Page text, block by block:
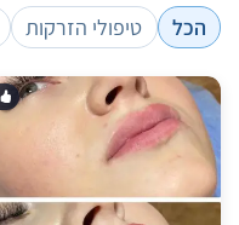
הכל טיפולי הזרקות